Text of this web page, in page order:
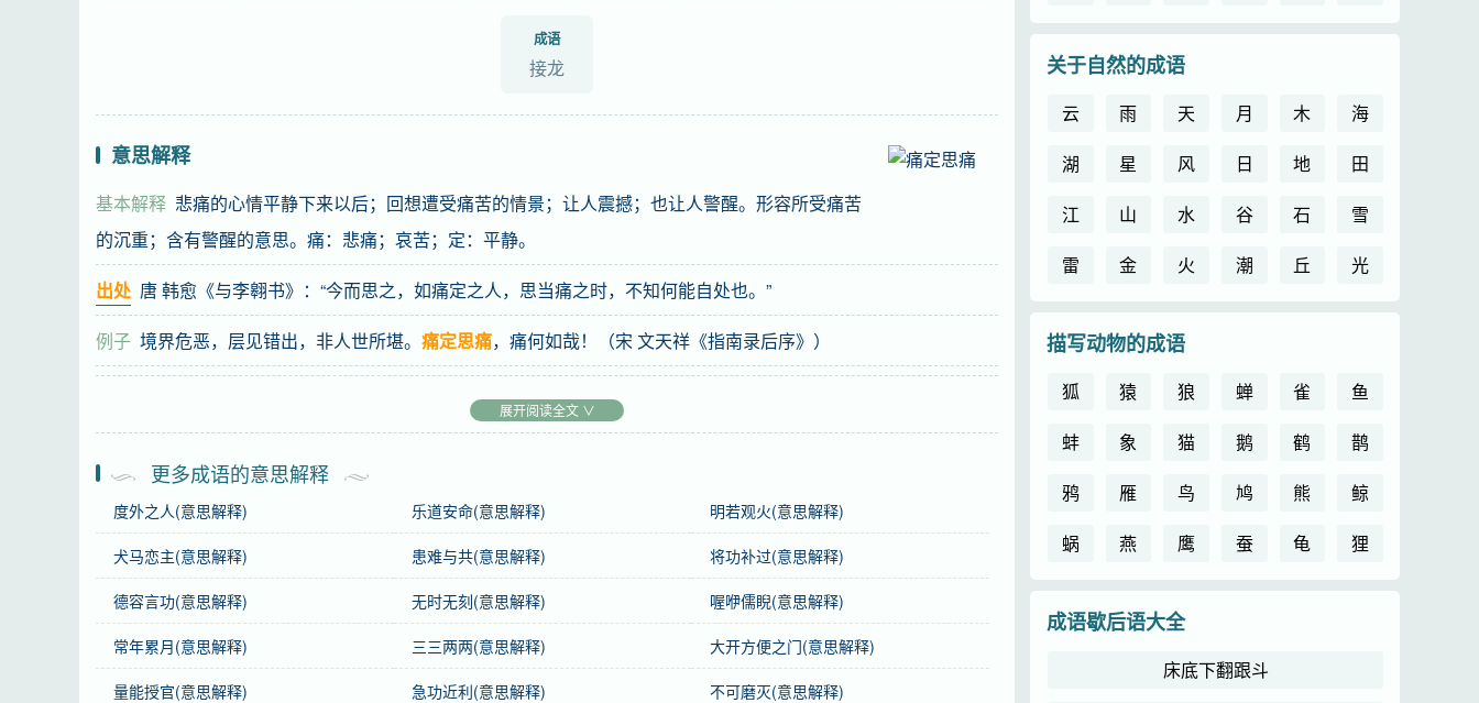
成语
接龙
意思解释
基本解释 悲痛的心情平静下来以后；回想遭受痛苦的情景；让人震撼；也让人警醒。形容所受痛苦
的沉重；含有警醒的意思。痛：悲痛；哀苦；定：平静。
出处 唐 韩愈《与李翱书》：“今而思之，如痛定之人，思当痛之时，不知何能自处也。”
例子 境界危恶，层见错出，非人世所堪。 痛定思痛，痛何如哉！（宋 文天祥《指南录后序》）
拼音
tòng dìng sī tòng
注音 ㄊㄨㄥˋ ㄉ一ㄥˋ ㄙ ㄊㄨㄥˋ
正音 “思”，不能读作“shī”。
感情 痛定思痛是中性词。
用法 复杂式；作谓语、定语、状语；表示受挫折后的教训。
展开阅读全文 ∨
更多成语的意思解释
度外之人(意思解释) 乐道安命(意思解释) 明若观火(意思解释)
犬马恋主(意思解释) 患难与共(意思解释) 将功补过(意思解释)
德容言功(意思解释) 无时无刻(意思解释) 喔咿儒睨(意思解释)
常年累月(意思解释) 三三两两(意思解释) 大开方便之门(意思解释)
量能授官(意思解释) 急功近利(意思解释) 不可磨灭(意思解释)
关于自然的成语
云 雨 天 月 木
海
湖
星 风 日 地
田
江
山 水 谷 石
雪
雷
金 火 潮 丘 光
描写动物的成语
狐 猿 狼 蝉 雀
鱼
蚌
象 猫 鹅 鹤
鹊
鸦
雁 鸟 鸠 熊
鲸
蜗
燕 鹰 蚕 龟 狸
成语歇后语大全
床底下翻跟斗